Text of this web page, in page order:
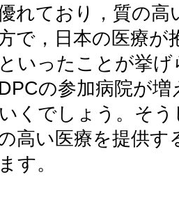
れており，質の
で，日本の医療が
いったことが挙
の参加病院が
くでしょう。そ
高い医療を提供
す。